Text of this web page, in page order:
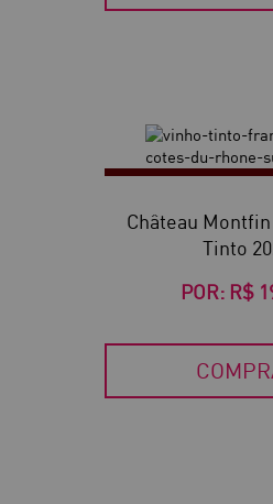
Château
Tinto
POR: R$